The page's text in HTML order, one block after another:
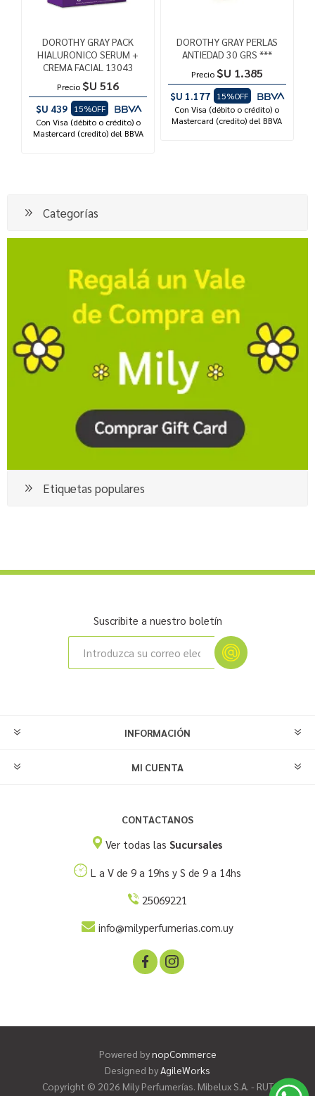
DOROTHY GRAY PACK
HIALURONICO SERUM +
CREMA FACIAL 13043
Precio $U 516
$U 439
15%OFF
Con Visa (débito o crédito) o
Mastercard (credito) del BBVA
DOROTHY GRAY PERLAS
ANTIEDAD 30 GRS ***
Precio $U 1.385
$U 1.177
15%OFF
Con Visa (débito o crédito) o
Mastercard (credito) del BBVA
Categorías
Etiquetas populares
Suscribite a nuestro boletín
INFORMACIÓN
MI CUENTA
CONTACTANOS
Ver todas lasSucursales
L a V de 9 a 19hs y S de 9 a 14hs
25069221
info@milyperfumerias.com.uy
Powered bynopCommerce
Designed byAgileWorks
Copyright © 2026 Mily Perfumerías. Mibelux S.A. - RUT